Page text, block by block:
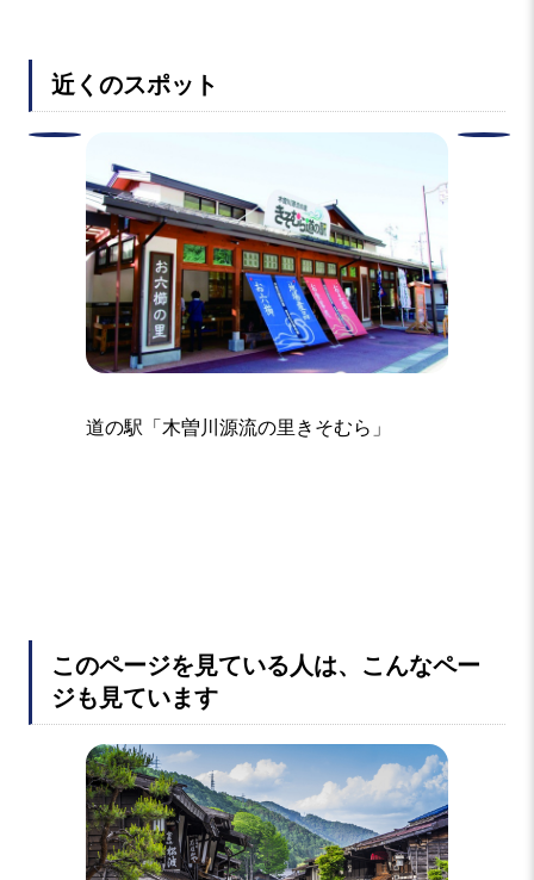
近くのスポット
道の駅「木曽川源流の里きそむら」
このページを見ている人は、こんなペー
ジも見ています